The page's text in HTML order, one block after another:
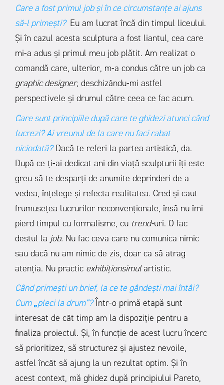
Care a fost primul job și în ce circumstanțe ai ajuns
să-l primești? Eu am lucrat încă din timpul liceului.
Și în cazul acesta sculptura a fost liantul, cea care
mi-a adus și primul meu job plătit. Am realizat o
comandă care, ulterior, m-a condus către un job ca
graphic designer, deschizându-mi astfel
perspectivele și drumul către ceea ce fac acum.
Care sunt principiile după care te ghidezi atunci când
lucrezi? Ai vreunul de la care nu faci rabat
niciodată? Dacă te referi la partea artistică, da.
După ce ți-ai dedicat ani din viață sculpturii îți este
greu să te desparți de anumite deprinderi de a
vedea, înțelege și refecta realitatea. Cred și caut
frumusețea lucrurilor neconvenționale, însă nu îmi
pierd timpul cu formalisme, cu trend-uri. O fac
destul la job. Nu fac ceva care nu comunica nimic
sau dacă nu am nimic de zis, doar ca să atrag
atenția. Nu practic exhibiționsimulartistic.
Când primești un brief, la ce te gândești mai întâi?
Cum„pleci la drum”? Într-o primă etapă sunt
interesat de cât timp am la dispoziție pentru a
finaliza proiectul. Și, în funcție de acest lucru încerc
să prioritizez, să structurez și ajustez nevoile,
astfel încât să ajung la un rezultat optim. Și în
acest context, mă ghidez după principiului Pareto,